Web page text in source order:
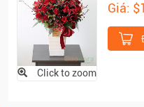
Click to zoom
Giá: